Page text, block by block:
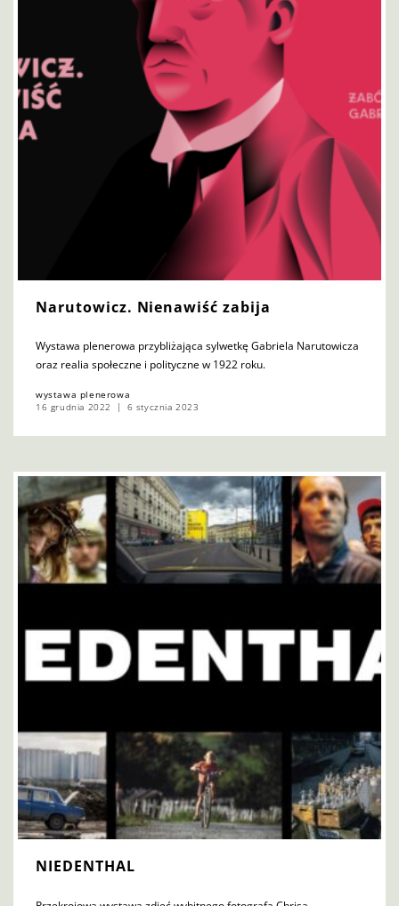
Narutowicz. Nienawiść zabija
Wystawa plenerowa przybliżająca sylwetkę Gabriela Narutowicza
oraz realia społeczne i polityczne w 1922 roku.
wystawa plenerowa
16 grudnia 2022
6 stycznia 2023
NIEDENTHAL